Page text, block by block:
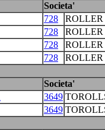
Societa'
728
728
728
728
Societa'
3649
3649